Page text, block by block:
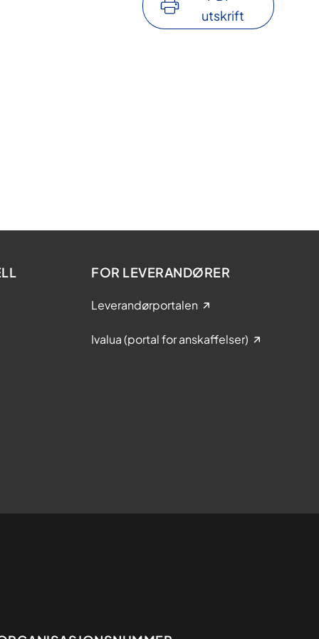
utskrift
FOR LEVERANDØRER
Leverandørportalen
Ivalua (portal for anskaffelser)